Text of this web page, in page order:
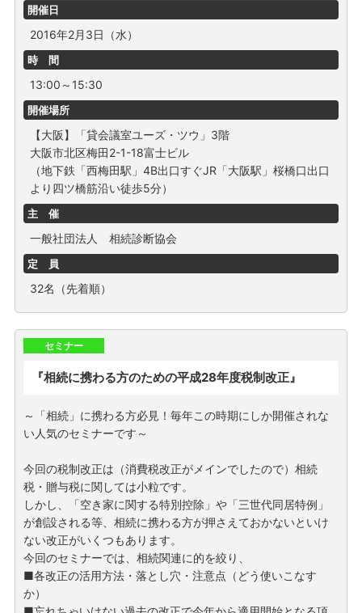
開催日
2016年2月3日（水）
時 間
13:00～15:30
開催場所
【大阪】「貸会議室ユーズ・ツウ」3階
大阪市北区梅田2-1-18富士ビル
（地下鉄「西梅田駅」4B出口すぐJR「大阪駅」桜橋口出口
より四ツ橋筋沿い徒歩5分）
主 催
一般社団法人 相続診断協会
定 員
32名（先着順）
セミナー
『相続に携わる方のための平成28年度税制改正』
～「相続」に携わる方必見！毎年この時期にしか開催されな
い人気のセミナーです～
今回の税制改正は（消費税改正がメインでしたので）相続
税・贈与税に関しては小粒です。
しかし、「空き家に関する特別控除」や「三世代同居特例」
が創設される等、相続に携わる方が押さえておかないといけ
ない改正がいくつもあります。
今回のセミナーでは、相続関連に的を絞り、
■各改正の活用方法・落とし穴・注意点（どう使いこなす
か）